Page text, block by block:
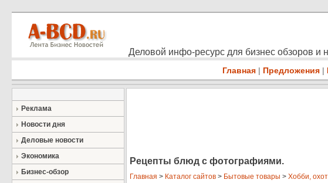
Деловой инфо-ресурс для бизнес обзоров и
Главная | Предложения |
Реклама
Новости дня
Деловые новости
Экономика
Бизнес-обзор
Рецепты блюд с фотографиями.
Главная > Каталог сайтов > Бытовые товары > Хобби,